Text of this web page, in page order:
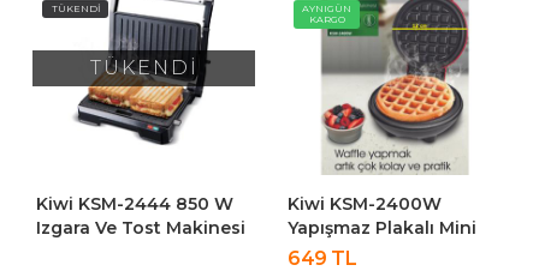
AYNIGÜN
KARGO
Kiwi KSM-2400W
Yapışmaz Plakalı Mini
AYNIGÜN
KARGO
Kiwi KSM-2400W
Yapışmaz Plakalı Mini
Waffle Makinesi - Mavi
699 TL